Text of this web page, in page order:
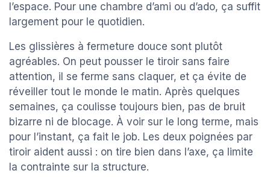
l’espace. Pour une chambre d’ami ou d’ado, ça suffit
largement pour le quotidien.
Les glissières à fermeture douce sont plutôt
agréables. On peut pousser le tiroir sans faire
attention, il se ferme sans claquer, et ça évite de
réveiller tout le monde le matin. Après quelques
semaines, ça coulisse toujours bien, pas de bruit
bizarre ni de blocage. À voir sur le long terme, mais
pour l’instant, ça fait le job. Les deux poignées par
tiroir aident aussi : on tire bien dans l’axe, ça limite
la contrainte sur la structure.